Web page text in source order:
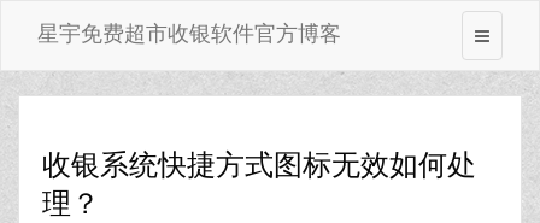
星宇免费超市收银软件官方博客
收银系统快捷方式图标无效如何处
理？